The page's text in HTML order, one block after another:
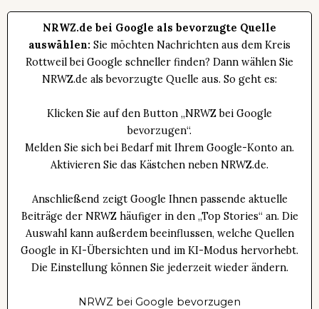
NRWZ.de bei Google als bevorzugte Quelle
auswählen: Sie möchten Nachrichten aus dem Kreis
Rottweil bei Google schneller finden? Dann wählen Sie
NRWZ.de als bevorzugte Quelle aus. So geht es:
Klicken Sie auf den Button „NRWZ bei Google
bevorzugen“.
Melden Sie sich bei Bedarf mit Ihrem Google-Konto an.
Aktivieren Sie das Kästchen neben NRWZ.de.
Anschließend zeigt Google Ihnen passende aktuelle
Beiträge der NRWZ häufiger in den „Top Stories“ an. Die
Auswahl kann außerdem beeinflussen, welche Quellen
Google in KI-Übersichten und im KI-Modus hervorhebt.
Die Einstellung können Sie jederzeit wieder ändern.
NRWZ bei Google bevorzugen